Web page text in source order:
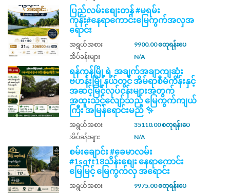
ပြည်လမ်းစျေးတန် #မရမ်း
ကုန်း#နေရာကောင်းမြေကွက်အလှအ
ရောင်း
အရွယ်အစား
9900.00 စတုရန်းပေ
အိပ်ခန်းများ
N/A
ရန်ကုန်မြို့ရဲ့ အချက်အချာကျဆုံး
ဗဟန်းမြို့နယ်တွင် အိမ်ရာစီမံကိန်းနှင့်
အဆင့်မြင့်လုပ်ငန်းများအတွက်
အထူးသင့်လျော်သည့် မြေကွက်ကျယ်
ကြီး အမြန်ရောင်းမည် ✨
အရွယ်အစား
35110.00 စတုရန်းပေ
အိပ်ခန်းများ
N/A
စမ်းချောင်း #ခေမာလမ်း
#1sqft18သိန်းစျေး နေရာကောင်း
မြေမြင့် မြေကွက်လှ အရောင်း
အရွယ်အစား
9975.00 စတုရန်းပေ